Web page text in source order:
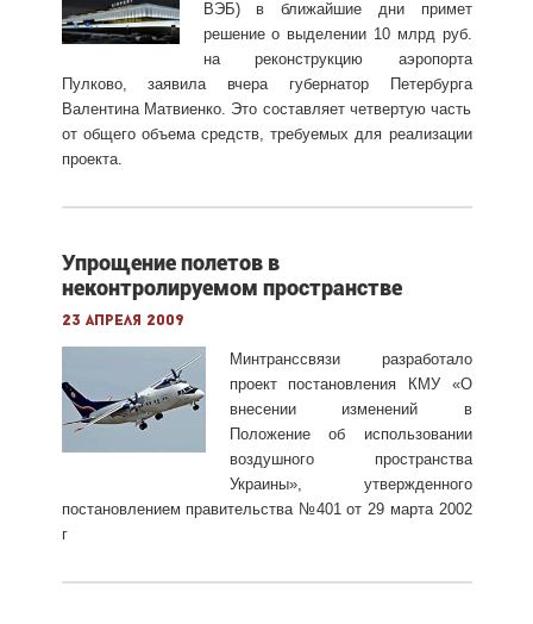
ВЭБ) в ближайшие дни примет
решение о выделении 10 млрд руб.
на реконструкцию аэропорта
Пулково, заявила вчера губернатор Петербурга
Валентина Матвиенко. Это составляет четвертую часть
от общего объема средств, требуемых для реализации
проекта.
Упрощение полетов в
неконтролируемом пространстве
23 апреля 2009
Минтранссвязи разработало
проект постановления КМУ «О
внесении изменений в
Положение об использовании
воздушного пространства
Украины», утвержденного
постановлением правительства №401 от 29 марта 2002
г